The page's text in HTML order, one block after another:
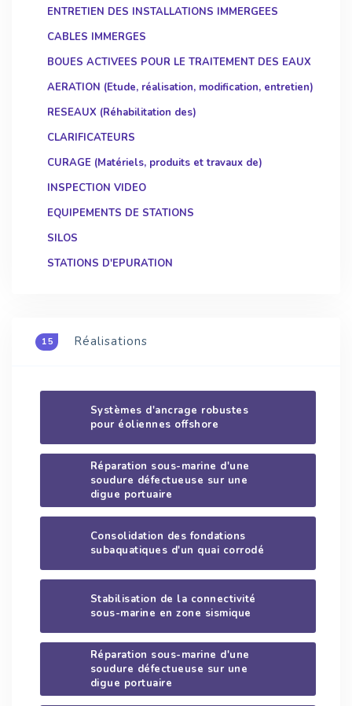
ENTRETIEN DES INSTALLATIONS IMMERGEES
CABLES IMMERGES
BOUES ACTIVEES POUR LE TRAITEMENT DES EAUX
AERATION (Etude, réalisation, modification, entretien)
RESEAUX (Réhabilitation des)
CLARIFICATEURS
CURAGE (Matériels, produits et travaux de)
INSPECTION VIDEO
EQUIPEMENTS DE STATIONS
SILOS
STATIONS D'EPURATION
15 Réalisations
Systèmes d'ancrage robustes
pour éoliennes offshore
Réparation sous-marine d'une
soudure défectueuse sur une
digue portuaire
Consolidation des fondations
subaquatiques d'un quai corrodé
Stabilisation de la connectivité
sous-marine en zone sismique
Réparation sous-marine d'une
soudure défectueuse sur une
digue portuaire